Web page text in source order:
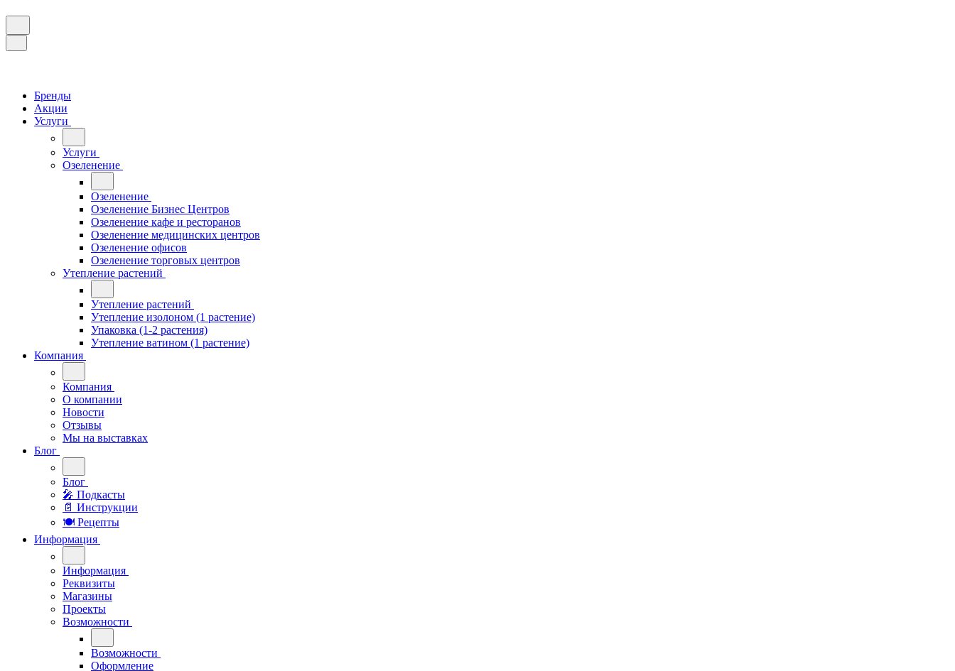
Бренды
Акции
Услуги
Услуги
Озеленение
Озеленение
Озеленение Бизнес Центров
Озеленение кафе и ресторанов
Озеленение медицинских центров
Озеленение офисов
Озеленение торговых центров
Утепление растений
Утепление растений
Утепление изолоном (1 растение)
Упаковка (1-2 растения)
Утепление ватином (1 растение)
Компания
Компания
О компании
Новости
Отзывы
Мы на выставках
Блог
Блог
🎤︎︎ Подкасты
📄 Инструкции
🍽 Рецепты
Информация
Информация
Реквизиты
Магазины
Проекты
Возможности
Возможности
Оформление